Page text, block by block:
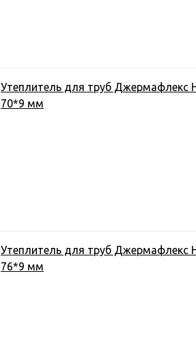
Утеплитель для труб Джермафлекс
70*9 мм
Утеплитель для труб Джермафлекс
76*9 мм